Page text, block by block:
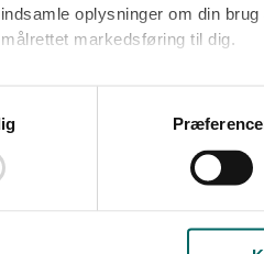
oplysninger om din
markedsføring til dig.​
”OK” giver du samtykke til alle
ved at følge linket til
til 2.200.000-